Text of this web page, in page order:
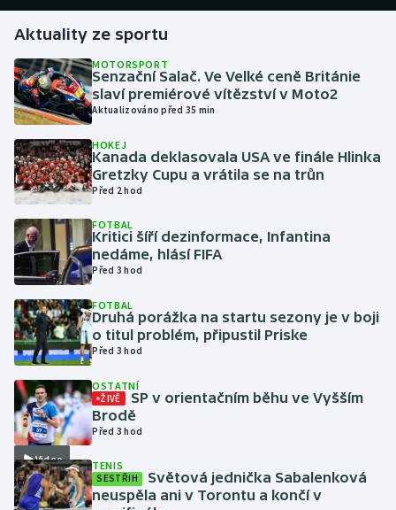
Gymnastika
Házená
Jezdectví
Judo
Krasobruslení
Lezení
Lyže a snowboard
Moderní pětiboj
Motorsport
Olympijské hry
Parasport
Aktuality ze sportu
MOTORSPORT
Senzační Salač. Ve Velké ceně Británie
slaví premiérové vítězství v Moto2
Aktualizováno před 35 min
HOKEJ
Kanada deklasovala USA ve finále Hlinka
Gretzky Cupu a vrátila se na trůn
Před 2 hod
FOTBAL
Kritici šíří dezinformace, Infantina
nedáme, hlásí FIFA
Před 3 hod
FOTBAL
Druhá porážka na startu sezony je v boji
o titul problém, připustil Priske
Před 3 hod
Video
OSTATNÍ
ŽIVĚ
SP v orientačním běhu ve Vyšším
Brodě
Před 3 hod
TENIS
SESTŘIH
Světová jednička Sabalenková
neuspěla ani v Torontu a končí v